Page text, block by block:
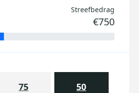
Streefbedrag
€750
75 50